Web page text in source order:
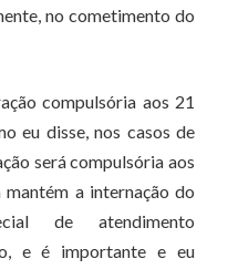
no cometimento do
compulsória aos 21
eu disse, nos casos de
será compulsória aos
a internação do
de atendimento
e é importante e eu